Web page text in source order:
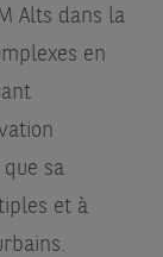
Alts dans la
en
sa
et à